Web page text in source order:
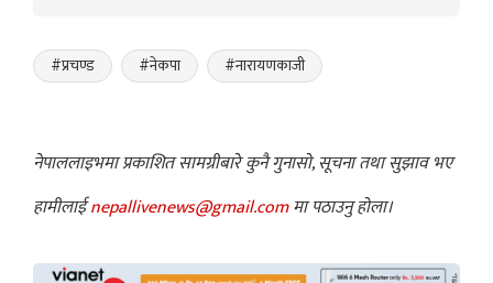
#प्रचण्ड #नेकपा #नारायणकाजी
नेपाललाइभमा प्रकाशित सामग्रीबारे कुनै गुनासो, सूचना तथा सुझाव भए
हामीलाईnepallivenews@gmail.comमा पठाउनु होला।